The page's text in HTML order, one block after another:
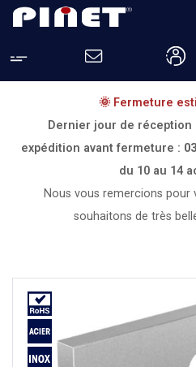
🌞 Fermeture
Dernier jour de
expédition avant fermeture :
du 10 au 14
Nous vous remercions
souhaitons de très